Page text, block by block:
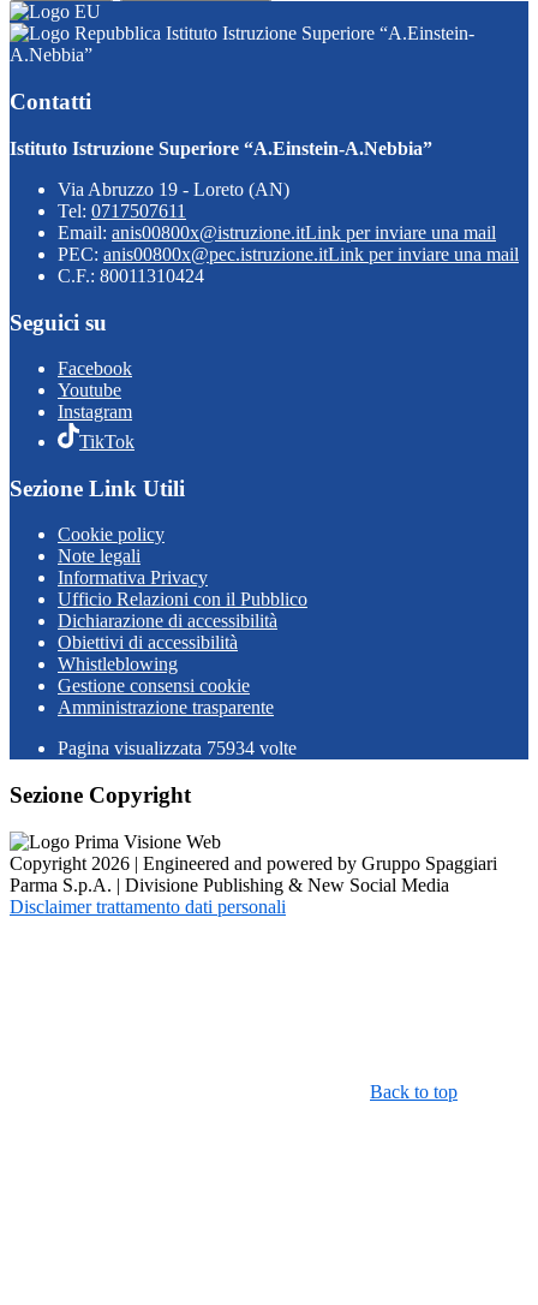
Istituto Istruzione Superiore “A.Einstein-
A.Nebbia”
Contatti
Istituto Istruzione Superiore “A.Einstein-A.Nebbia”
Via Abruzzo 19 - Loreto (AN)
Tel: 0717507611
Email: anis00800x@istruzione.itLink per inviare una mail
PEC: anis00800x@pec.istruzione.itLink per inviare una mail
C.F.: 80011310424
Seguici su
Facebook
Youtube
Instagram
TikTok
Sezione Link Utili
Cookie policy
Note legali
Informativa Privacy
Ufficio Relazioni con il Pubblico
Dichiarazione di accessibilità
Obiettivi di accessibilità
Whistleblowing
Gestione consensi cookie
Amministrazione trasparente
Pagina visualizzata 75934 volte
Sezione Copyright
Copyright 2026 | Engineered and powered by Gruppo Spaggiari
Parma S.p.A. | Divisione Publishing & New Social Media
Disclaimer trattamento dati personali
Back to top